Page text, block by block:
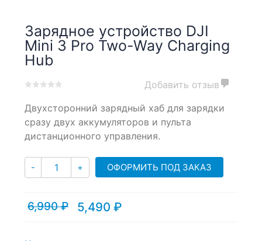
Зарядное устройство DJI
Mini 3 Pro Two-Way Charging
Hub
out
based
on
Добавить отзыв
Двухсторонний зарядный хаб для зарядки
сразу двух аккумуляторов и пульта
дистанционного управления.
- Количество
+ ОФОРМИТЬ ПОД ЗАКАЗ
6,990₽
Первоначальная5,490 ₽
Текущая